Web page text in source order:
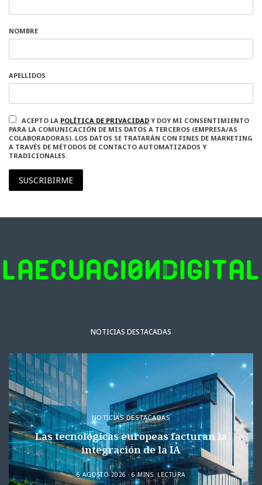
NOMBRE
APELLIDOS
ACEPTO LA POLÍTICA DE PRIVACIDAD Y DOY MI CONSENTIMIENTO
PARA LA COMUNICACIÓN DE MIS DATOS A TERCEROS (EMPRESA/AS
COLABORADORAS). LOS DATOS SE TRATARÁN CON FINES DE MARKETING
A TRAVÉS DE MÉTODOS DE CONTACTO AUTOMATIZADOS Y
TRADICIONALES.
SUSCRIBIRME
NOTICIAS DESTACADAS
NOTICIAS DESTACADAS
Las tecnológicas europeas facturan la
integración de la IA
6 AGOSTO 2026 6 MINS. LECTURA